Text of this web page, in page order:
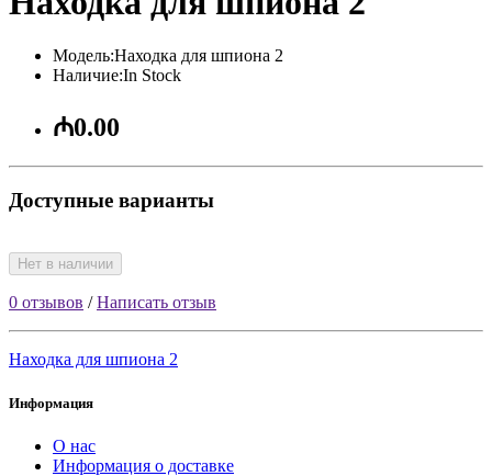
Модель:Находка для шпиона 2
Наличие:In Stock
₼0.00
Доступные варианты
Нет в наличии
0 отзывов /Написать отзыв
Находка для шпиона 2
Информация
О нас
Информация о доставке